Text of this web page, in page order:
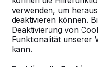
verwenden, um
deaktivieren können.
Deaktivierung von
Funktionalität unserer
kann.
Geen reviews